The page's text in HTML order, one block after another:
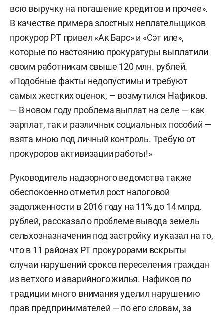
всю выручку на погашение кредитов и прочее».
В качестве примера злостных неплательщиков
прокурор РТ привел «Ак Барс» и «Сэт иле»,
которые по настоянию прокуратуры выплатили
своим работникам свыше 120 млн. рублей.
«Подобные факты недопустимы и требуют
самых жестких оценок, — возмутился Нафиков.
— В новом году проблема выплат на селе — как
зарплат, так и различных социальных пособий —
взята мною под личный контроль. Требую от
прокуроров активизации работы!»
Руководитель надзорного ведомства также
обеспокоенно отметил рост налоговой
задолженности в 2016 году на 11% до 14 млрд.
рублей, рассказал о проблеме вывода земель
сельхозназначения под застройку и указал на то,
что в 11 районах РТ прокурорами вскрыты
случаи нарушений сроков переселения граждан
из ветхого и аварийного жилья. Нафиков по
традиции много внимания уделил нарушению
прав предпринимателей — по его словам, за